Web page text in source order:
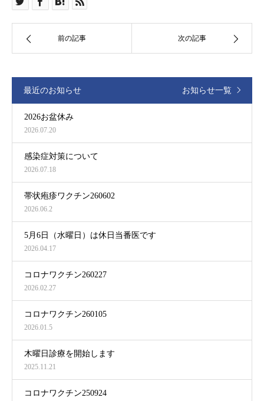
前の記事 次の記事
最近のお知らせ お知らせ一覧
2026お盆休み
2026.07.20
感染症対策について
2026.07.18
帯状疱疹ワクチン260602
2026.06.2
5月6日（水曜日）は休日当番医です
2026.04.17
コロナワクチン260227
2026.02.27
コロナワクチン260105
2026.01.5
木曜日診療を開始します
2025.11.21
コロナワクチン250924